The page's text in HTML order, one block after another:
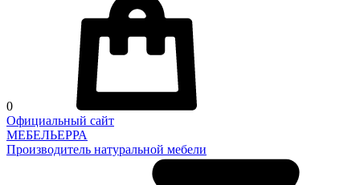
0
Официальный сайт
МЕБЕЛЬЕРРА
Производитель натуральной мебели